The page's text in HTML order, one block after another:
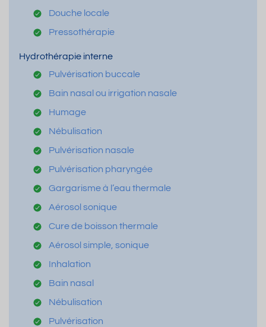
Douche locale
Pressothérapie
Hydrothérapie interne
Pulvérisation buccale
Bain nasal ou irrigation nasale
Humage
Nébulisation
Pulvérisation nasale
Pulvérisation pharyngée
Gargarisme à l’eau thermale
Aérosol sonique
Cure de boisson thermale
Aérosol simple, sonique
Inhalation
Bain nasal
Nébulisation
Pulvérisation